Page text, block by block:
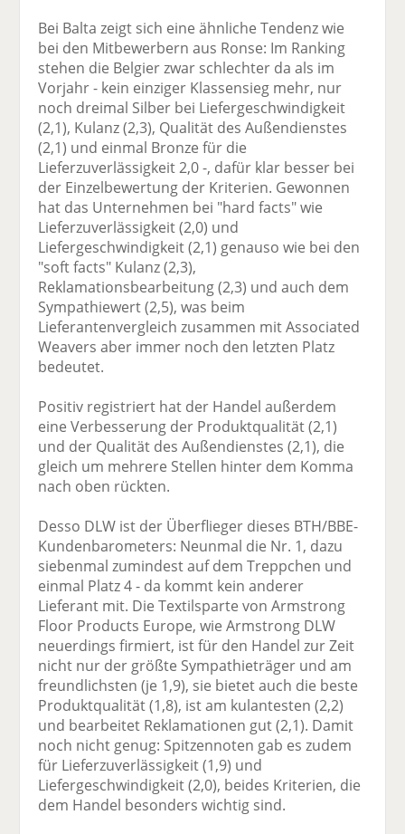
Bei Balta zeigt sich eine ähnliche Tendenz wie
bei den Mitbewerbern aus Ronse: Im Ranking
stehen die Belgier zwar schlechter da als im
Vorjahr - kein einziger Klassensieg mehr, nur
noch dreimal Silber bei Liefergeschwindigkeit
(2,1), Kulanz (2,3), Qualität des Außendienstes
(2,1) und einmal Bronze für die
Lieferzuverlässigkeit 2,0 -, dafür klar besser bei
der Einzelbewertung der Kriterien. Gewonnen
hat das Unternehmen bei "hard facts" wie
Lieferzuverlässigkeit (2,0) und
Liefergeschwindigkeit (2,1) genauso wie bei den
"soft facts" Kulanz (2,3),
Reklamationsbearbeitung (2,3) und auch dem
Sympathiewert (2,5), was beim
Lieferantenvergleich zusammen mit Associated
Weavers aber immer noch den letzten Platz
bedeutet.
Positiv registriert hat der Handel außerdem
eine Verbesserung der Produktqualität (2,1)
und der Qualität des Außendienstes (2,1), die
gleich um mehrere Stellen hinter dem Komma
nach oben rückten.
Desso DLW ist der Überflieger dieses BTH/BBE-
Kundenbarometers: Neunmal die Nr. 1, dazu
siebenmal zumindest auf dem Treppchen und
einmal Platz 4 - da kommt kein anderer
Lieferant mit. Die Textilsparte von Armstrong
Floor Products Europe, wie Armstrong DLW
neuerdings firmiert, ist für den Handel zur Zeit
nicht nur der größte Sympathieträger und am
freundlichsten (je 1,9), sie bietet auch die beste
Produktqualität (1,8), ist am kulantesten (2,2)
und bearbeitet Reklamationen gut (2,1). Damit
noch nicht genug: Spitzennoten gab es zudem
für Lieferzuverlässigkeit (1,9) und
Liefergeschwindigkeit (2,0), beides Kriterien, die
dem Handel besonders wichtig sind.